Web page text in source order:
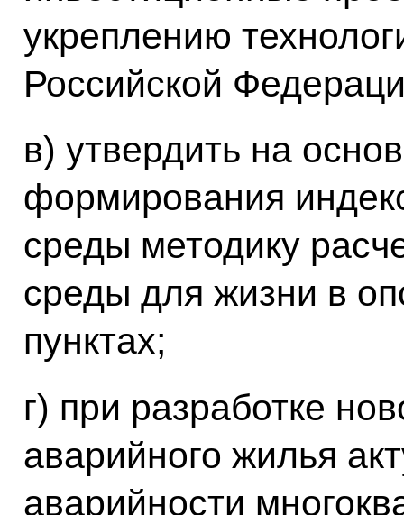
укреплению
Российской
в) утвердить на
формирования
среды методику
среды для жизни в
пунктах;
г) при разработке
аварийного жилья
аварийности